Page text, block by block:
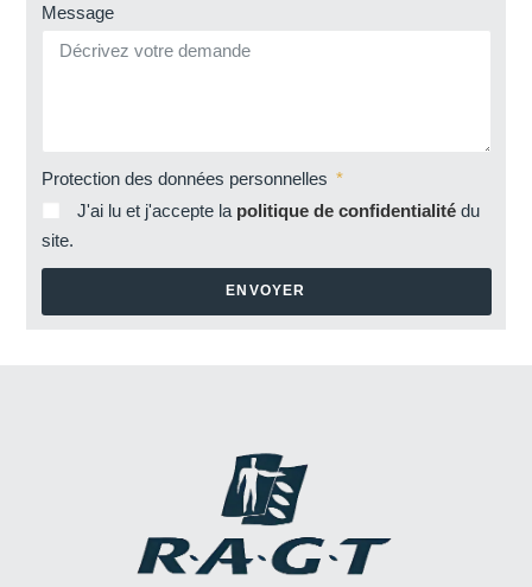
Message
Protection des données personnelles
J'ai lu et j'accepte la politique de confidentialitédu
site.
ENVOYER